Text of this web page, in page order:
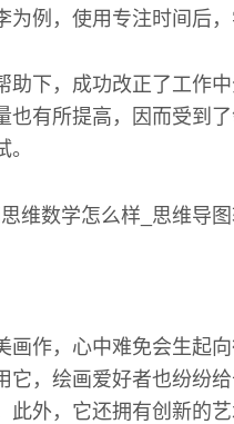
例，使用专注时间后，
助下，成功改正了工作
也有所提高，因而受到
画作，心中难免会生起
它，绘画爱好者也纷纷
外，它还拥有创新的